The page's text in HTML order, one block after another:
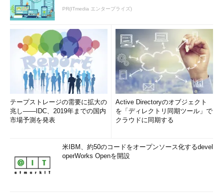
PR(ITmedia エンタープライズ)
テープストレージの需要に拡大の
兆し――IDC、2019年までの国内
市場予測を発表
Active Directoryのオブジェクト
を「ディレクトリ同期ツール」で
クラウドに同期する
米IBM、約50のコードをオープンソース化するdevel
operWorks Openを開設